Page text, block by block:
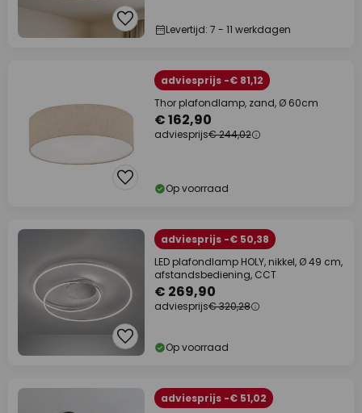
Levertijd: 7 - 11 werkdagen
adviesprijs -€ 81,12
Thor plafondlamp, zand, Ø 60cm
€ 162,90
adviesprijs€ 244,02
Op voorraad
adviesprijs -€ 50,38
LED plafondlamp HOLY, nikkel, Ø 49 cm,
afstandsbediening, CCT
€ 269,90
adviesprijs€ 320,28
Op voorraad
adviesprijs -€ 51,02